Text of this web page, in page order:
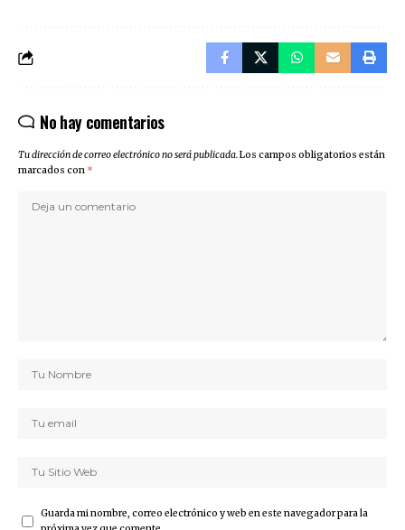
No hay comentarios
Tu dirección de correo electrónico no será publicada.Los campos obligatorios están
marcados con *
Guarda mi nombre, correo electrónico y web en este navegador para la